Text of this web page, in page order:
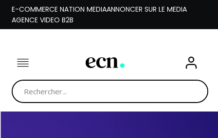
Aller
contenu
E-COMMERCE NATION MEDIAANNONCER SUR LE MEDIA
AGENCE VIDEO B2B